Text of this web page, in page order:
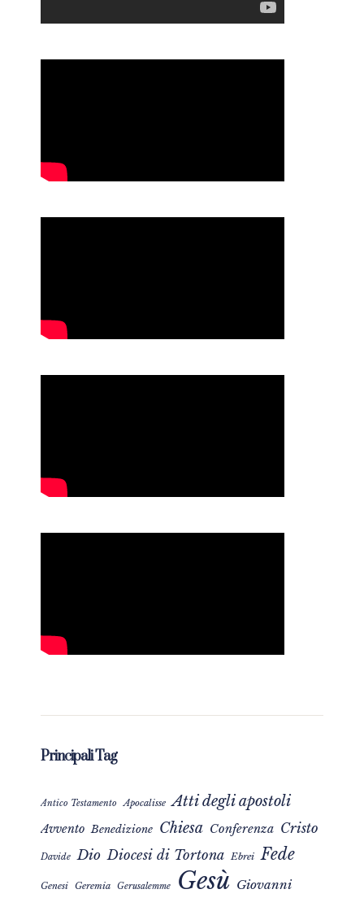
Principali Tag
Antico Testamento Apocalisse Atti degli apostoli
Avvento Benedizione Chiesa Conferenza Cristo
Davide Dio Diocesi di Tortona Ebrei Fede
Genesi Geremia Gerusalemme Gesù Giovanni